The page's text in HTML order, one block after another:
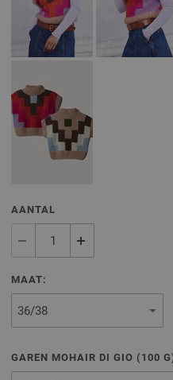
AANTAL
MAAT:
GAREN MOHAIR DI GIO ( 100